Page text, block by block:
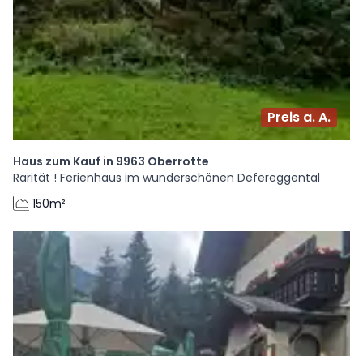
Preis a. A.
Haus zum Kauf in 9963 Oberrotte
Rarität ! Ferienhaus im wunderschönen Defereggental
150m²